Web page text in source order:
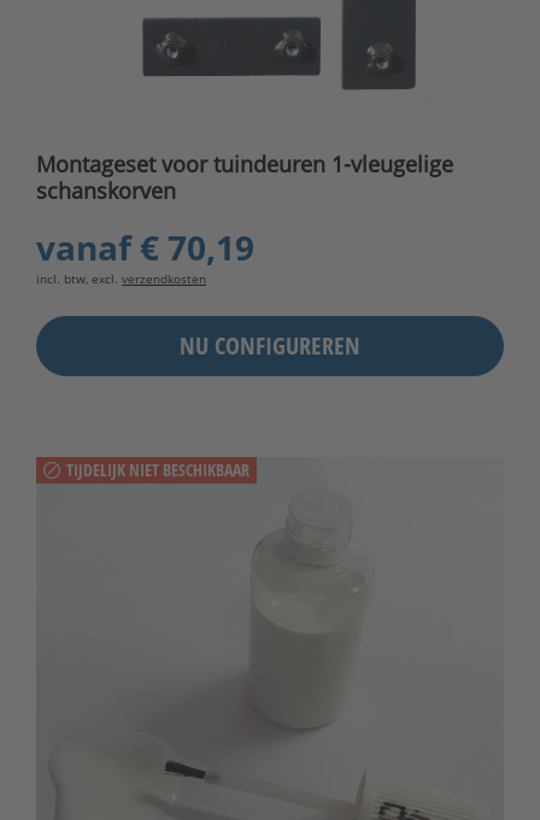
Montageset voor tuindeuren 1-vleugelige
schanskorven
vanaf€ 70,19
incl. btw, excl. verzendkosten
NU CONFIGUREREN
TIJDELIJK NIET BESCHIKBAAR